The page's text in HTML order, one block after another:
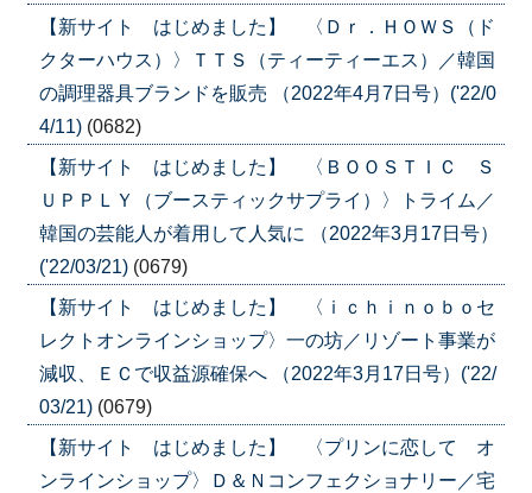
【新サイト はじめました】 〈Ｄｒ．ＨＯＷＳ（ド
クターハウス）〉ＴＴＳ（ティーティーエス）／韓国
の調理器具ブランドを販売 （2022年4月7日号）('22/0
4/11) (0682)
【新サイト はじめました】 〈ＢＯＯＳＴＩＣ Ｓ
ＵＰＰＬＹ（ブースティックサプライ）〉トライム／
韓国の芸能人が着用して人気に （2022年3月17日号）
('22/03/21) (0679)
【新サイト はじめました】 〈ｉｃｈｉｎｏｂｏセ
レクトオンラインショップ〉一の坊／リゾート事業が
減収、ＥＣで収益源確保へ （2022年3月17日号）('22/
03/21) (0679)
【新サイト はじめました】 〈プリンに恋して オ
ンラインショップ〉Ｄ＆Ｎコンフェクショナリー／宅